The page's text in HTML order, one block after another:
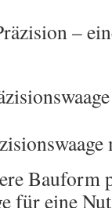
–
Bauform
für eine